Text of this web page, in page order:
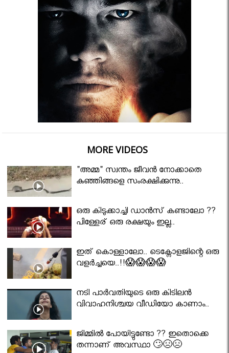
MORE VIDEOS
"അമ്മ" സ്വന്തം ജീവൻ നോക്കാതെ
കുഞ്ഞിങ്ങളെ സംരക്ഷിക്കുന്നു..
ഒരു കിടുക്കാച്ചി ഡാൻസ് കണ്ടാലോ ??
പിള്ളേര് ഒരു രക്ഷയും ഇല്ല..
ഇത് കൊള്ളാലോ.. ടെക്നോളജിന്റെ ഒരു
വളർച്ചയെ..!!😱😱😱😱
നടി പാർവതിയുടെ ഒരു കിടിലൻ
വിവാഹനിശ്ചയ വീഡിയോ കാണാം..
ജിമ്മിൽ പോയിട്ടുണ്ടോ ?? ഇതൊക്കെ
തന്നാണ് അവസ്ഥാ 🙄😣😣